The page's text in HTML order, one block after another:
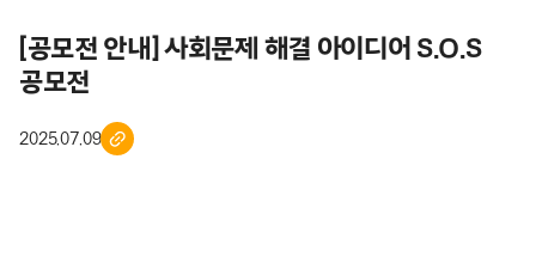
[공모전 안내] 사회문제 해결 아이디어 S.O.S
공모전
2025.07.09